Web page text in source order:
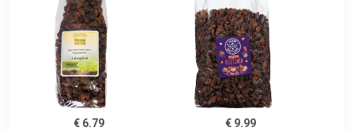
€ 6.79
€ 9.99